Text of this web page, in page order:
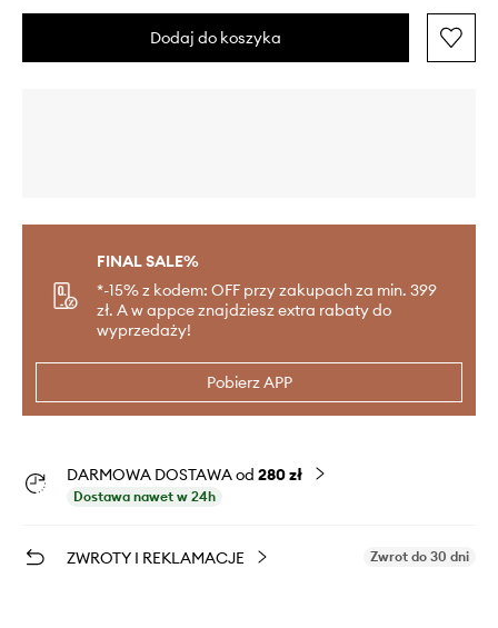
Dodaj do koszyka
FINAL SALE%
*-15% z kodem: OFF przy zakupach za min. 399
zł. A w appce znajdziesz extra rabaty do
wyprzedaży!
Pobierz APP
DARMOWA DOSTAWA od 280 zł
Dostawa nawet w 24h
ZWROTY I REKLAMACJE Zwrot do 30 dni